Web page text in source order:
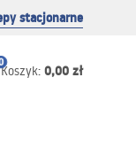
stacjonarne
Koszyk: 0,00 zł